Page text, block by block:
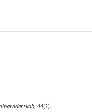
, 44(3).